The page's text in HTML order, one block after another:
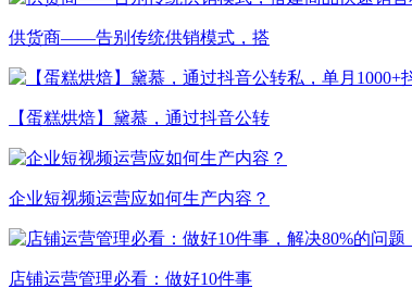
供货商——告别传统供销模式，搭
【蛋糕烘焙】黛慕，通过抖音公转
企业短视频运营应如何生产内容？
店铺运营管理必看：做好10件事